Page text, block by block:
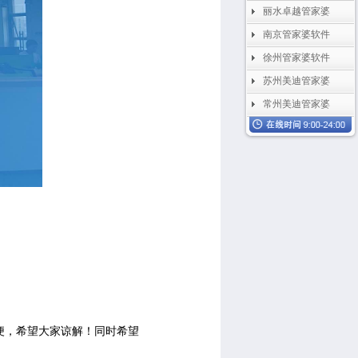
希望大家谅解！同时希望
丽水卓越管家婆
南京管家婆软件
徐州管家婆软件
苏州美迪管家婆
常州美迪管家婆